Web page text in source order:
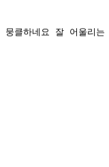
클하네요 잘 어울리